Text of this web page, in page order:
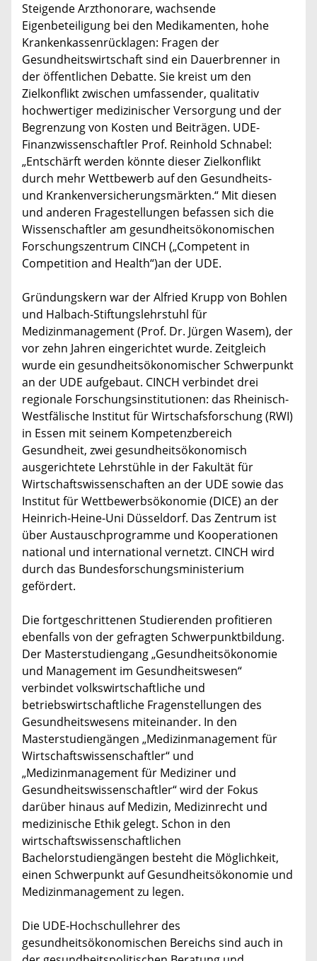
Steigende Arzthonorare, wachsende
Eigenbeteiligung bei den Medikamenten, hohe
Krankenkassenrücklagen: Fragen der
Gesundheitswirtschaft sind ein Dauerbrenner in
der öffentlichen Debatte. Sie kreist um den
Zielkonflikt zwischen umfassender, qualitativ
hochwertiger medizinischer Versorgung und der
Begrenzung von Kosten und Beiträgen. UDE-
Finanzwissenschaftler Prof. Reinhold Schnabel:
„Entschärft werden könnte dieser Zielkonflikt
durch mehr Wettbewerb auf den Gesundheits-
und Krankenversicherungsmärkten.“ Mit diesen
und anderen Fragestellungen befassen sich die
Wissenschaftler am gesundheitsökonomischen
Forschungszentrum CINCH („Competent in
Competition and Health“)an der UDE.
Gründungskern war der Alfried Krupp von Bohlen
und Halbach-Stiftungslehrstuhl für
Medizinmanagement (Prof. Dr. Jürgen Wasem), der
vor zehn Jahren eingerichtet wurde. Zeitgleich
wurde ein gesundheitsökonomischer Schwerpunkt
an der UDE aufgebaut. CINCH verbindet drei
regionale Forschungsinstitutionen: das Rheinisch-
Westfälische Institut für Wirtschafsforschung (RWI)
in Essen mit seinem Kompetenzbereich
Gesundheit, zwei gesundheitsökonomisch
ausgerichtete Lehrstühle in der Fakultät für
Wirtschaftswissenschaften an der UDE sowie das
Institut für Wettbewerbsökonomie (DICE) an der
Heinrich-Heine-Uni Düsseldorf. Das Zentrum ist
über Austauschprogramme und Kooperationen
national und international vernetzt. CINCH wird
durch das Bundesforschungsministerium
gefördert.
Die fortgeschrittenen Studierenden profitieren
ebenfalls von der gefragten Schwerpunktbildung.
Der Masterstudiengang „Gesundheitsökonomie
und Management im Gesundheitswesen“
verbindet volkswirtschaftliche und
betriebswirtschaftliche Fragenstellungen des
Gesundheitswesens miteinander. In den
Masterstudiengängen „Medizinmanagement für
Wirtschaftswissenschaftler“ und
„Medizinmanagement für Mediziner und
Gesundheitswissenschaftler“ wird der Fokus
darüber hinaus auf Medizin, Medizinrecht und
medizinische Ethik gelegt. Schon in den
wirtschaftswissenschaftlichen
Bachelorstudiengängen besteht die Möglichkeit,
einen Schwerpunkt auf Gesundheitsökonomie und
Medizinmanagement zu legen.
Die UDE-Hochschullehrer des
gesundheitsökonomischen Bereichs sind auch in